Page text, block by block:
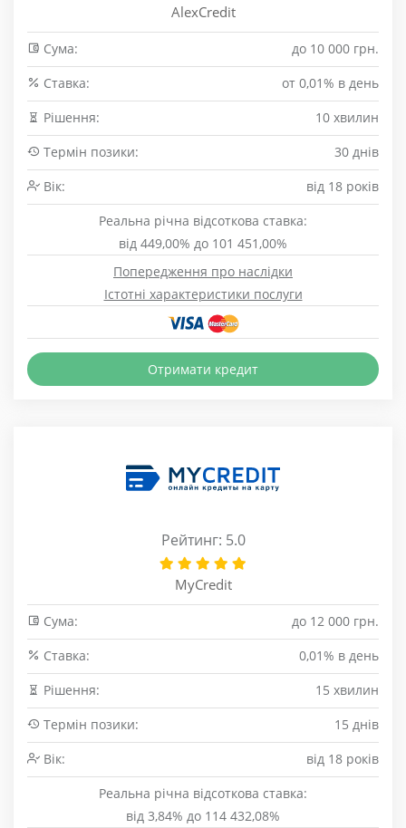
AlexCredit
Сума:
до 10 000 грн.
Cтавка:
от 0,01% в день
Рішення:
10 хвилин
Термін позики:
30 днів
Вік:
від 18 років
Реальна річна відсоткова ставка:
від 449,00% до 101 451,00%
Попередження про наслідки
Істотні характеристики послуги
Отримати кредит
Рейтинг: 5.0
MyCredit
Сума:
до 12 000 грн.
Cтавка:
0,01% в день
Рішення:
15 хвилин
Термін позики:
15 днів
Вік:
від 18 років
Реальна річна відсоткова ставка:
від 3,84% до 114 432,08%